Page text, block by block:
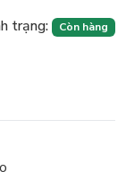
trạng: Còn hàng